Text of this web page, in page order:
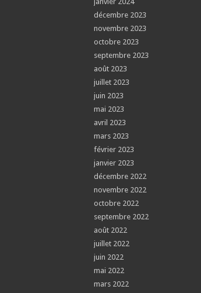
décembre 2023
novembre 2023
octobre 2023
septembre 2023
août 2023
juillet 2023
juin 2023
mai 2023
avril 2023
mars 2023
février 2023
janvier 2023
décembre 2022
novembre 2022
octobre 2022
septembre 2022
août 2022
juillet 2022
juin 2022
mai 2022
mars 2022